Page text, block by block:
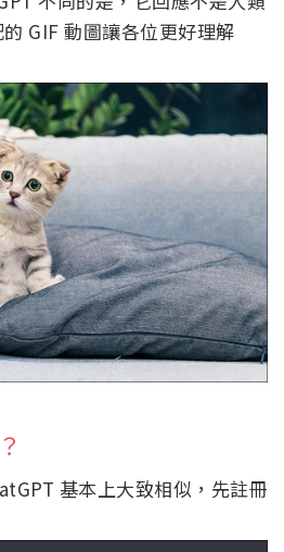
GIF 動圖讓各位更好理解
基本上大致相似，先註冊